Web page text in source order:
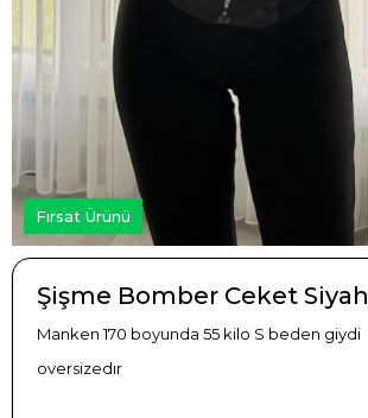
Fırsat Ürünü
Şişme Bomber Ceket Siyah
Manken 170 boyunda 55 kilo S beden giydi
oversizedır